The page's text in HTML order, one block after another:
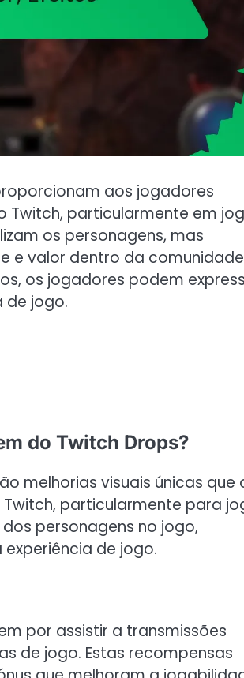
aos jogadores
Twitch, particularmente em
os personagens, mas
e valor dentro da
os jogadores podem
de jogo.
do Twitch Drops?
melhorias visuais únicas que
particularmente para
personagens no jogo,
de jogo.
por assistir a transmissões
de jogo. Estas recompensas